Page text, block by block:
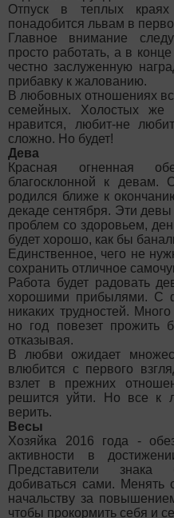
Отпуск в теплых
понадобится львам в
Главное внимание
просто работать, а в
честно заслуженную
прибавку к жалованию.
В любовных отношениях
семейных. Холостых же
нравится, любит-не
сложно. Но будет!
Дева
Красная огненная
благосклонной к девам.
родился ближе к
декаде сентября. Эти
проблем со здоровьем,
будет хорошо, как бы
Единственное, чего не
сохранить отличное
Работа будет радовать
хорошими прибылями. С
никаких трудностей.
но год повезет прожить
отказывая.
В любви ожидает
влюбится с первого
взлет в прежних
решится уйти. Но все к
верить.
Весы
Хозяйка 2016 года -
активности в
Представители
добиваться сами. Менять
начальству за
чтобы прокормить себя и